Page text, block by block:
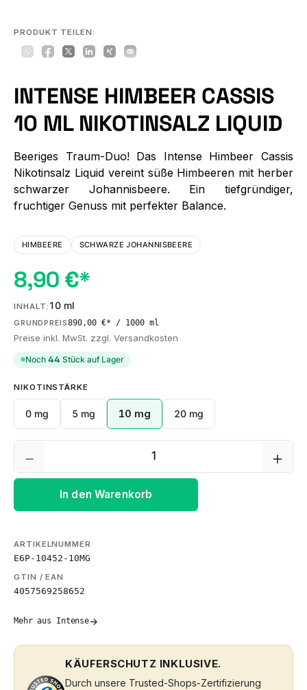
PRODUKT TEILEN:
INTENSE HIMBEER CASSIS
10 ML NIKOTINSALZ LIQUID
Beeriges Traum-Duo! Das Intense Himbeer Cassis
Nikotinsalz Liquid vereint süße Himbeeren mit herber
schwarzer Johannisbeere. Ein tiefgründiger,
fruchtiger Genuss mit perfekter Balance.
HIMBEERE SCHWARZE JOHANNISBEERE
8,90 €*
INHALT: 10 ml
GRUNDPREIS890,00 €* / 1000 ml
Preise inkl. MwSt. zzgl. Versandkosten
Noch 44 Stück auf Lager
NIKOTINSTÄRKE
0 mg 5 mg 10 mg 20 mg
Produkt Anzahl: Gib den
In den Warenkorb
ARTIKELNUMMER
E6P-10452-10MG
GTIN / EAN
4057569258652
Mehr aus Intense→
KÄUFERSCHUTZ INKLUSIVE.
Durch unsere Trusted-Shops-Zertifizierung